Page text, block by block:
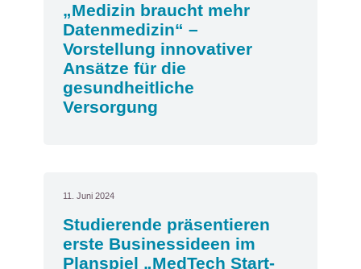
„Medizin braucht mehr
Datenmedizin“ –
Vorstellung innovativer
Ansätze für die
gesundheitliche
Versorgung
11. Juni 2024
Studierende präsentieren
erste Businessideen im
Planspiel „MedTech Start-